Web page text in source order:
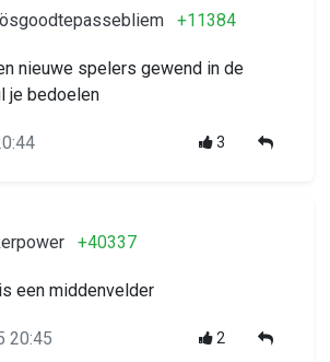
+11384
nieuwe spelers gewend in de
je bedoelen
3
+40337
een middenvelder
20:45 2